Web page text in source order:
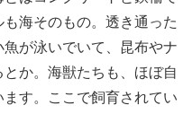
海そのもの。透き通った
が泳いでいて、昆布やナ
か。海獣たちも、ほぼ自
す。ここで飼育されてい